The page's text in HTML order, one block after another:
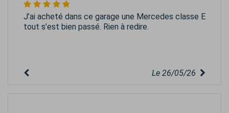
J’ai acheté dans ce garage une Mercedes classe E
tout s’est bien passé. Rien à redire.
Le 26/05/26